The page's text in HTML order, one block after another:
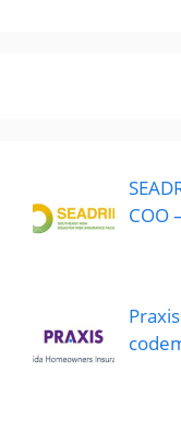
COO